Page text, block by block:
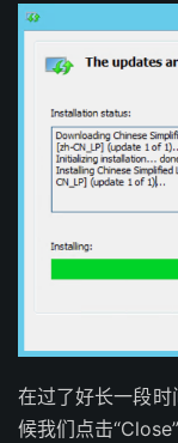
在过了好长一段
候我们点击